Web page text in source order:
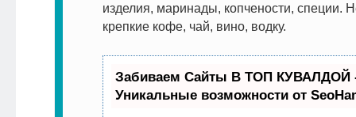
изделия, маринады, копчености, специи.
крепкие кофе, чай, вино, водку.
Забиваем Сайты В ТОП КУВАЛДОЙ
Уникальные возможности от